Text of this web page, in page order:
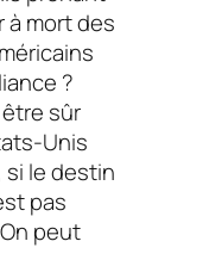
à mort des
?
sûr
Unis
le destin
pas
peut